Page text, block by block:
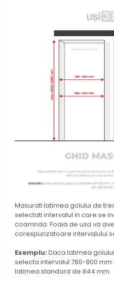
Masurati latimea golului de
selectati intervalul in care se
coamnda. Foaia de usa va
corespunzatoare intervalului
Exemplu: Daca latimea
selecta intervalul 780-800
latimea standard de 844 mm.